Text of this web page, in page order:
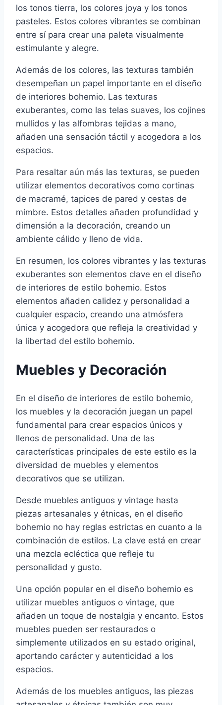
los tonos tierra, los colores joya y los tonos
pasteles. Estos colores vibrantes se combinan
entre sí para crear una paleta visualmente
estimulante y alegre.
Además de los colores, las texturas también
desempeñan un papel importante en el diseño
de interiores bohemio. Las texturas
exuberantes, como las telas suaves, los cojines
mullidos y las alfombras tejidas a mano,
añaden una sensación táctil y acogedora a los
espacios.
Para resaltar aún más las texturas, se pueden
utilizar elementos decorativos como cortinas
de macramé, tapices de pared y cestas de
mimbre. Estos detalles añaden profundidad y
dimensión a la decoración, creando un
ambiente cálido y lleno de vida.
En resumen, los colores vibrantes y las texturas
exuberantes son elementos clave en el diseño
de interiores de estilo bohemio. Estos
elementos añaden calidez y personalidad a
cualquier espacio, creando una atmósfera
única y acogedora que refleja la creatividad y
la libertad del estilo bohemio.
Muebles y Decoración
En el diseño de interiores de estilo bohemio,
los muebles y la decoración juegan un papel
fundamental para crear espacios únicos y
llenos de personalidad. Una de las
características principales de este estilo es la
diversidad de muebles y elementos
decorativos que se utilizan.
Desde muebles antiguos y vintage hasta
piezas artesanales y étnicas, en el diseño
bohemio no hay reglas estrictas en cuanto a la
combinación de estilos. La clave está en crear
una mezcla ecléctica que refleje tu
personalidad y gusto.
Una opción popular en el diseño bohemio es
utilizar muebles antiguos o vintage, que
añaden un toque de nostalgia y encanto. Estos
muebles pueden ser restaurados o
simplemente utilizados en su estado original,
aportando carácter y autenticidad a los
espacios.
Además de los muebles antiguos, las piezas